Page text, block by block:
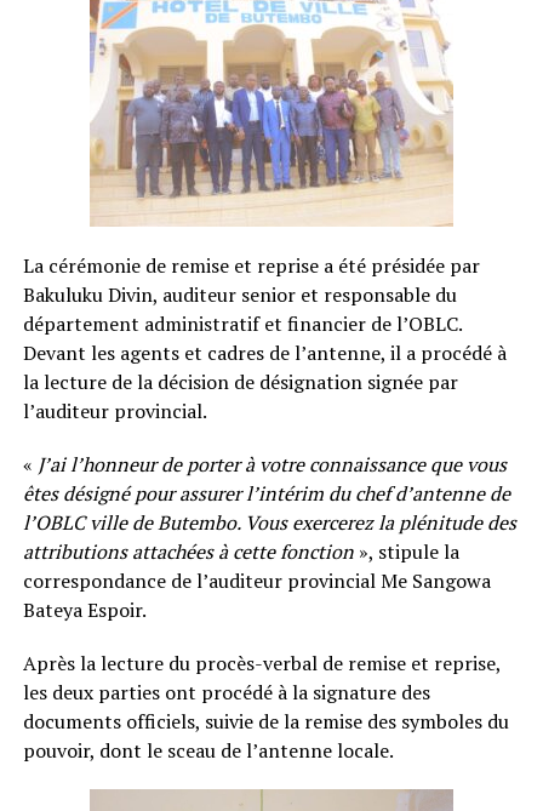
La cérémonie de remise et reprise a été présidée par
Bakuluku Divin, auditeur senior et responsable du
département administratif et financier de l’OBLC.
Devant les agents et cadres de l’antenne, il a procédé à
la lecture de la décision de désignation signée par
l’auditeur provincial.
« J’ai l’honneur de porter à votre connaissance que vous
êtes désigné pour assurer l’intérim du chef d’antenne de
l’OBLC ville de Butembo. Vous exercerez la plénitude des
attributions attachées à cette fonction», stipule la
correspondance de l’auditeur provincial Me Sangowa
Bateya Espoir.
Après la lecture du procès-verbal de remise et reprise,
les deux parties ont procédé à la signature des
documents officiels, suivie de la remise des symboles du
pouvoir, dont le sceau de l’antenne locale.